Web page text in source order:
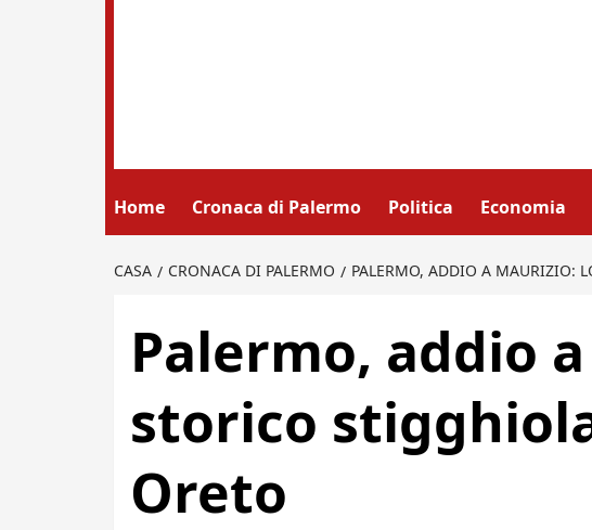
Home Cronaca di Palermo Politica Economia
CASA CRONACA DI PALERMO PALERMO, ADDIO A MAURIZIO:
Palermo, addio
storico
Oreto